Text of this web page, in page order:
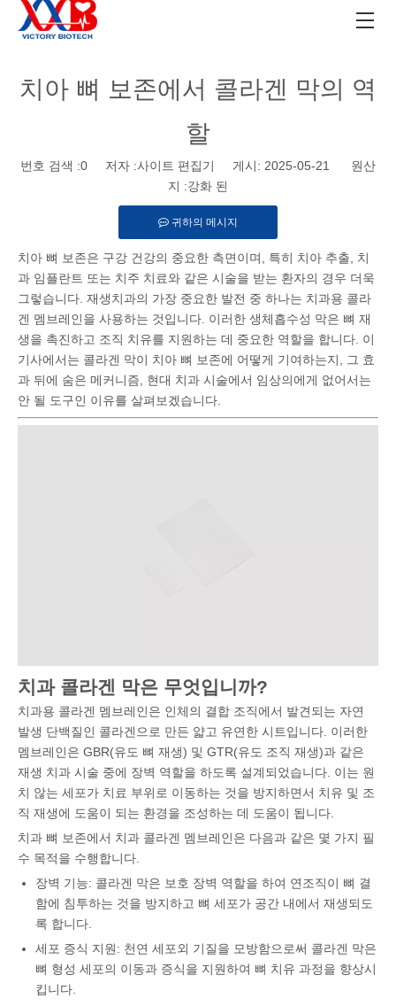
치아 뼈 보존에서 콜라겐 막의 역
할
번호 검색 :0 저자 :사이트 편집기 게시: 2025-05-21 원산
지 :강화 된
귀하의 메시지
치아 뼈 보존은 구강 건강의 중요한 측면이며, 특히 치아 추출, 치
과 임플란트 또는 치주 치료와 같은 시술을 받는 환자의 경우 더욱
그렇습니다. 재생치과의 가장 중요한 발전 중 하나는 치과용 콜라
겐 멤브레인을 사용하는 것입니다. 이러한 생체흡수성 막은 뼈 재
생을 촉진하고 조직 치유를 지원하는 데 중요한 역할을 합니다. 이
기사에서는 콜라겐 막이 치아 뼈 보존에 어떻게 기여하는지, 그 효
과 뒤에 숨은 메커니즘, 현대 치과 시술에서 임상의에게 없어서는
안 될 도구인 이유를 살펴보겠습니다.
치과 콜라겐 막은 무엇입니까?
치과용 콜라겐 멤브레인은 인체의 결합 조직에서 발견되는 자연
발생 단백질인 콜라겐으로 만든 얇고 유연한 시트입니다. 이러한
멤브레인은 GBR(유도 뼈 재생) 및 GTR(유도 조직 재생)과 같은
재생 치과 시술 중에 장벽 역할을 하도록 설계되었습니다. 이는 원
치 않는 세포가 치료 부위로 이동하는 것을 방지하면서 치유 및 조
직 재생에 도움이 되는 환경을 조성하는 데 도움이 됩니다.
치과 뼈 보존에서 치과 콜라겐 멤브레인은 다음과 같은 몇 가지 필
수 목적을 수행합니다.
장벽 기능: 콜라겐 막은 보호 장벽 역할을 하여 연조직이 뼈 결
함에 침투하는 것을 방지하고 뼈 세포가 공간 내에서 재생되도
록 합니다.
세포 증식 지원: 천연 세포외 기질을 모방함으로써 콜라겐 막은
뼈 형성 세포의 이동과 증식을 지원하여 뼈 치유 과정을 향상시
킵니다.